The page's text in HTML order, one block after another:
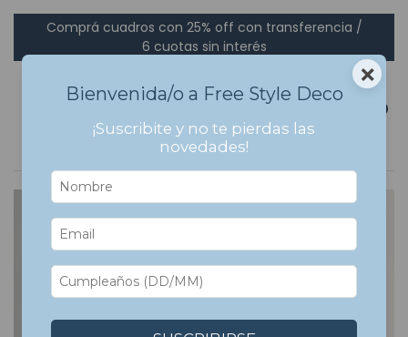
Comprá cuadros con 25% off con transferencia /
6 cuotas sin interés
×
Bienvenida/o a Free Style Deco
¡Suscribite y no te pierdas las
novedades!